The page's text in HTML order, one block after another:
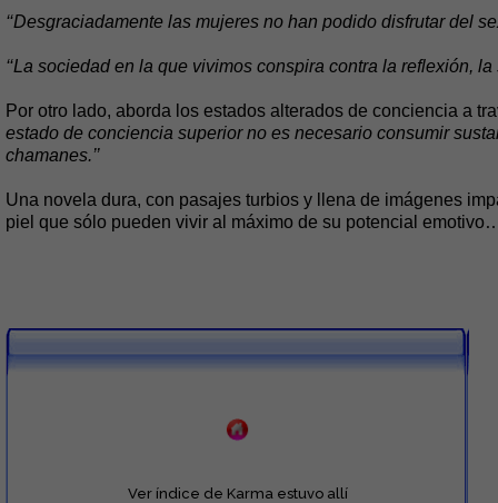
‘‘Desgraciadamente las mujeres no han podido disfrutar del
‘‘La sociedad en la que vivimos conspira contra la reflexión,
Por otro lado, aborda los estados alterados de conciencia a
estado de conciencia superior no es necesario consumir
chamanes.’’
Una novela dura, con pasajes turbios y llena de imágenes
piel que sólo pueden vivir al máximo de su potencial
Ver índice de Karma estuvo allí